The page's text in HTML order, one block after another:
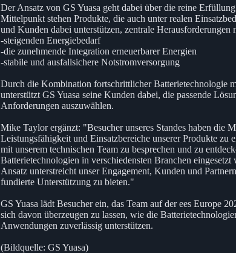
Der Ansatz von GS Yuasa geht dabei über die reine
Mittelpunkt stehen Produkte, die auch unter realen
und Kunden dabei unterstützen, zentrale Herausforderungen
-steigenden Energiebedarf
-die zunehmende Integration erneuerbarer Energien
-stabile und ausfallsichere Notstromversorgung
Durch die Kombination fortschrittlicher Batterietechnologie
unterstützt GS Yuasa seine Kunden dabei, die passende
Anforderungen auszuwählen.
Mike Taylor ergänzt: "Besucher unseres Standes haben die
Leistungsfähigkeit und Einsatzbereiche unserer Produkte zu
mit unserem technischen Team zu besprechen und zu
Batterietechnologien in verschiedensten Branchen
Ansatz unterstreicht unser Engagement, Kunden und
fundierte Unterstützung zu bieten."
GS Yuasa lädt Besucher ein, das Team auf der ees Europe
sich davon überzeugen zu lassen, wie die
Anwendungen zuverlässig unterstützen.
(Bildquelle: GS Yuasa)